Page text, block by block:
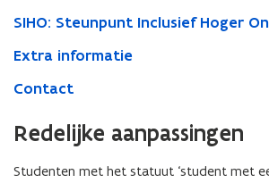
SIHO: Steunpunt Inclusief Hoger
Extra informatie
Contact
Redelijke aanpassingen
Studenten met het statuut ‘student met